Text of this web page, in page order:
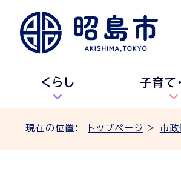
くらし 子育て
現在の位置： トップページ > 市政